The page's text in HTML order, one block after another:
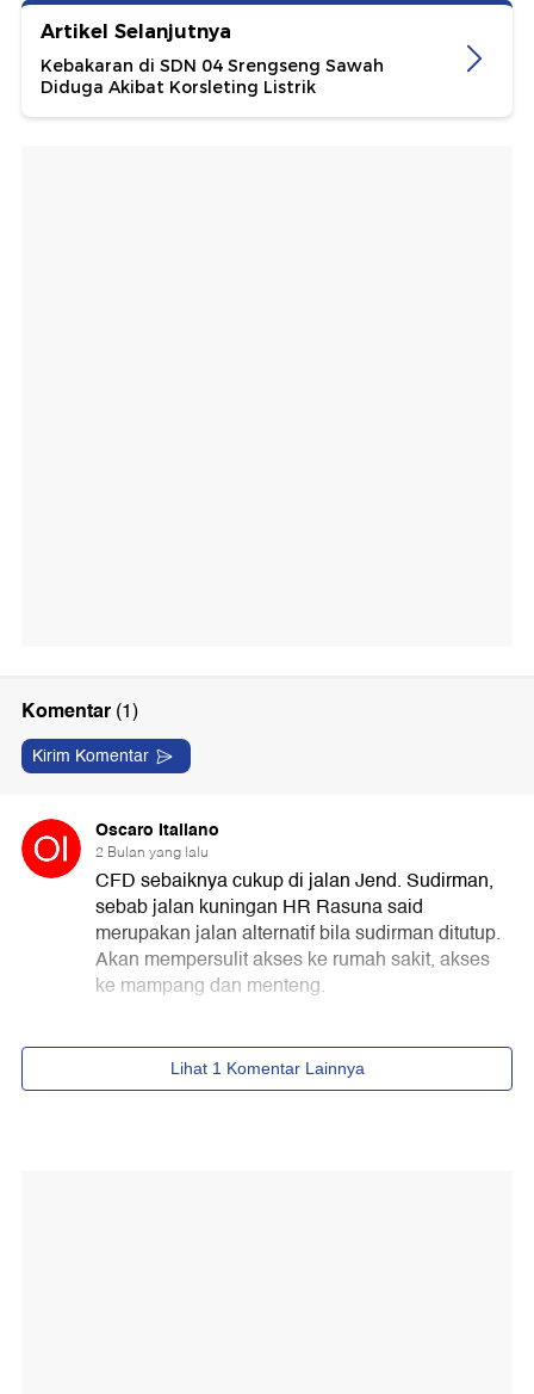
Artikel Selanjutnya
Kebakaran di SDN 04 Srengseng Sawah
Diduga Akibat Korsleting Listrik